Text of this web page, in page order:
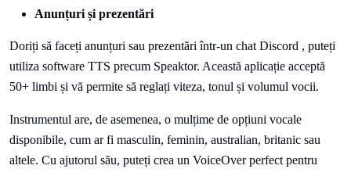
Anunțuri și prezentări
Doriți să faceți anunțuri sau prezentări într-un chat Discord , puteți
utiliza software TTS precum Speaktor. Această aplicație acceptă
50+ limbi și vă permite să reglați viteza, tonul și volumul vocii.
Instrumentul are, de asemenea, o mulțime de opțiuni vocale
disponibile, cum ar fi masculin, feminin, australian, britanic sau
altele. Cu ajutorul său, puteți crea un VoiceOver perfect pentru